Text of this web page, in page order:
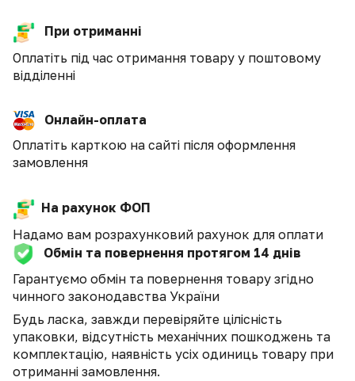
При отриманні
Оплатіть під час отримання товару у поштовому
відділенні
Онлайн-оплата
Оплатіть карткою на сайті після оформлення
замовлення
На рахунок ФОП
Надамо вам розрахунковий рахунок для оплати
Обмін та повернення протягом 14 днів
Гарантуємо обмін та повернення товару згідно
чинного законодавства України
Будь ласка, завжди перевіряйте цілісність
упаковки, відсутність механічних пошкоджень та
комплектацію, наявність усіх одиниць товару при
отриманні замовлення.